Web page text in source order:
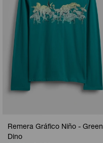
Remera Gráfico Niño - Green
Dino